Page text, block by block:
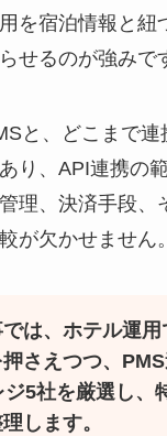
を宿泊情報と紐
せるのが強みで
と、どこまで連
り、API連携の
理、決済手段、
が欠かせません。
は、ホテル運
さえつつ、
ジ5社を厳選し、
します。